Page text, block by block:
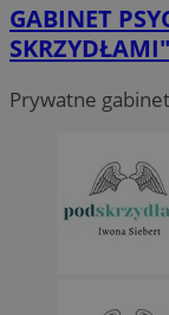
GABINET
SKRZYDŁAMI"
Prywatne